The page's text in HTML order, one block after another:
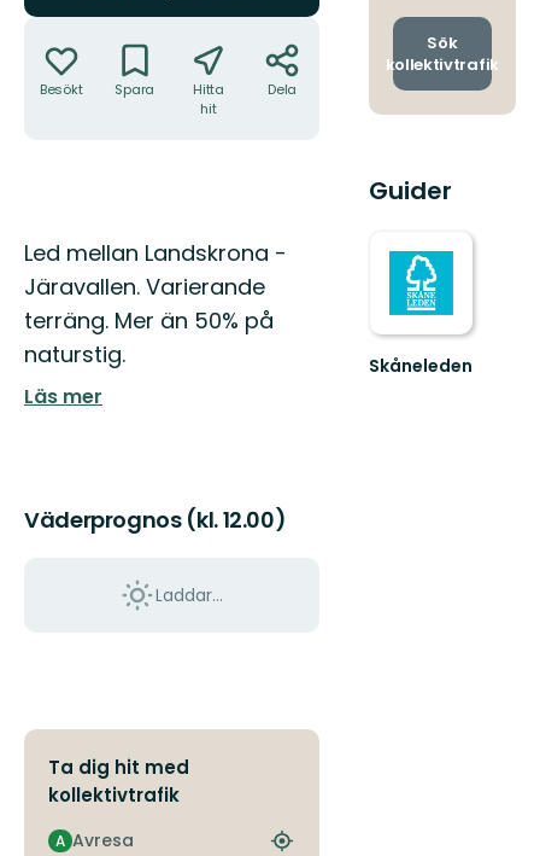
Besökt Spara
Hitta
hit
Dela
Beskrivning
Led mellan Landskrona -
Järavallen. Varierande
terräng. Mer än 50% på
naturstig.
Läs mer
Väderprognos (kl. 12.00)
Laddar...
Ta dig hit med
kollektivtrafik
Avresa
A
Hitta
och
Sök
kollektivtrafik
Guider
Skåneleden